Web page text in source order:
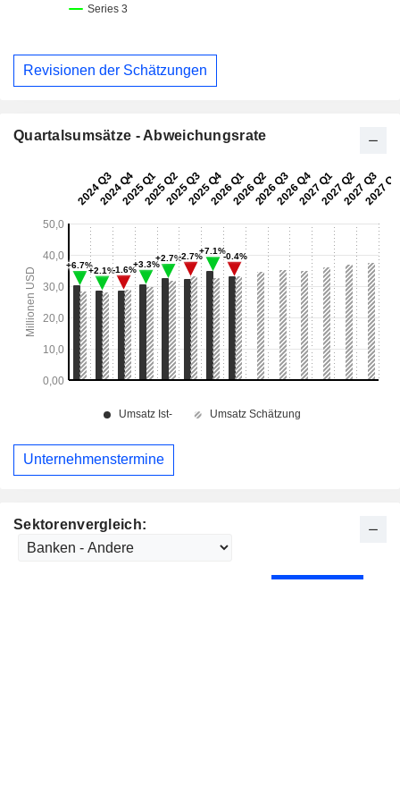
Sektorenvergleich:
Revisionen der Schätzungen
Quartalsumsätze - Abweichungsrate
Unternehmenstermine